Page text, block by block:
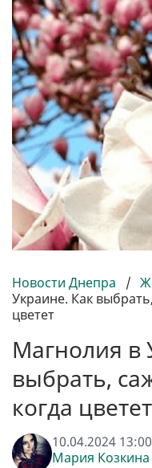
Новости Днепра /
Украине. Как
цветет
Магнолия в
выбрать,
когда цветет
10.04.2024
Мария Козкина